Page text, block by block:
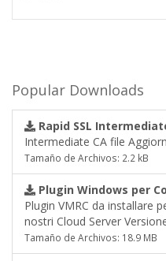
Popular Downloads
Rapid SSL
Intermediate CA file
Tamaño de Archivos: 2.2 kB
Plugin Windows per
Plugin VMRC da installare
nostri Cloud Server
Tamaño de Archivos: 18.9 MB